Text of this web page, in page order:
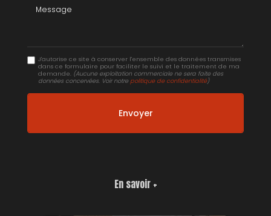
Message
J'autorise ce site à conserver l'ensemble des données transmises
dans ce formulaire pour faciliter le suivi et le traitement de ma
demande. (Aucune exploitation commerciale ne sera faite des
données concervées. Voir notre politique de confidentialité)
En savoir +